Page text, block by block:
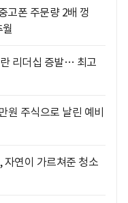
고폰 주문량 2배 껑
리더십 증발… 최고
원 주식으로 날린 예비
자연이 가르쳐준 청소